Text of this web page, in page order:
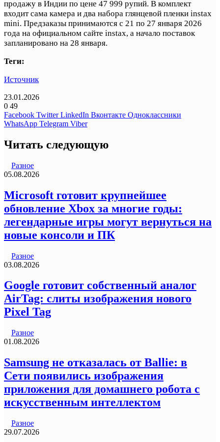
продажу в Индии по цене 47 999 рупий. В комплект
входит сама камера и два набора глянцевой пленки instax
mini. Предзаказы принимаются с 21 по 27 января 2026
года на официальном сайте instax, а начало поставок
запланировано на 28 января.
Теги:
Источник
23.01.2026
0 49
Facebook Twitter LinkedIn Вконтакте Одноклассники
WhatsApp Telegram Viber
Читать следующую
Разное
05.08.2026
Microsoft готовит крупнейшее
обновление Xbox за многие годы:
легендарные игры могут вернуться на
новые консоли и ПК
Разное
03.08.2026
Google готовит собственный аналог
AirTag: слиты изображения нового
Pixel Tag
Разное
01.08.2026
Samsung не отказалась от Ballie: в
Сети появились изображения
приложения для домашнего робота с
искусственным интеллектом
Разное
29.07.2026